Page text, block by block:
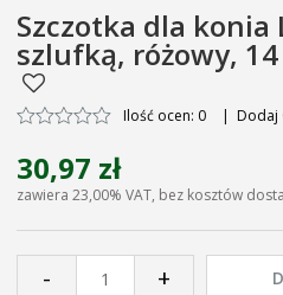
Szczotka dla
szlufką, różowy,
Ilość ocen: 0 | Dodaj
30,97 zł
zawiera 23,00% VAT, bez kosztów
- +